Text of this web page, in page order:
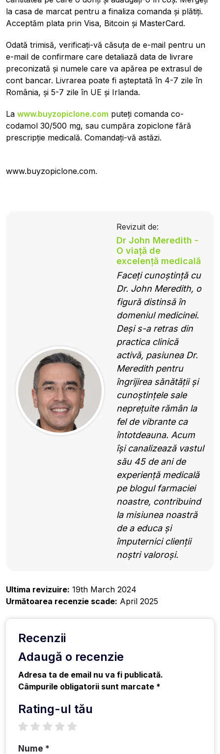
la casa de marcat pentru a finaliza comanda și plătiți.
Acceptăm plata prin Visa, Bitcoin și MasterCard.
Odată trimisă, verificați-vă căsuța de e-mail pentru un
e-mail de confirmare care detaliază data de livrare
preconizată și numele care va apărea pe extrasul de
cont bancar. Livrarea poate fi așteptată în 4-7 zile în
România, și 5-7 zile în UE și Irlanda.
La www.buyzopiclone.com puteți comanda co-
codamol 30/500 mg, sau cumpăra zopiclone fără
prescripție medicală. Comandați-vă astăzi.
www.buyzopiclone.com.
Revizuit de:
Dr John Meredith -
O viață de
excelență medicală
Faceți cunoștință cu
Dr. John Meredith, o
figură distinsă în
domeniul medicinei.
Deși s-a retras din
practica clinică
activă, pasiunea Dr.
Meredith pentru
îngrijirea sănătății și
cunoștințele sale
neprețuite rămân la
fel de vibrante ca
întotdeauna. Acum
își canalizează vastul
său 45 de ani de
experiență medicală
pe blogul farmaciei
noastre, contribuind
la misiunea noastră
de a educa și
împuternici clienții
noștri valoroși.
Ultima revizuire: 19th March 2024
Următoarea recenzie scade: April 2025
Recenzii
Adaugă o recenzie
Adresa ta de email nu va fi publicată.
Câmpurile obligatorii sunt marcate *
Rating-ul tău
4 stars
3 stars
2 stars
1 star
Nume *